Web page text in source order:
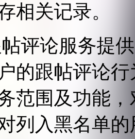
相关记录。
评论服务提
的跟帖评论
范围及功能
列入黑名单